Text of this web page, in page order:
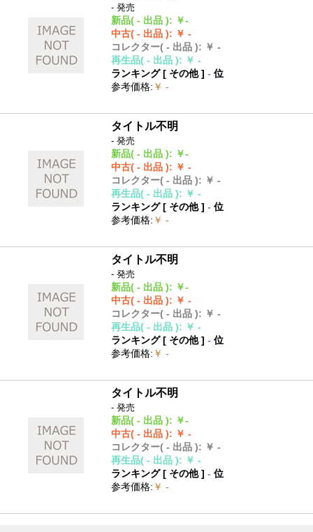
- 発売
新品( - 出品 ): ￥-
中古( - 出品 ): ￥ -
コレクター( - 出品 ): ￥ -
再生品( - 出品 ): ￥ -
ランキング [ その他]- 位
参考価格: ￥ -
タイトル不明
- 発売
新品( - 出品 ): ￥-
中古( - 出品 ): ￥ -
コレクター( - 出品 ): ￥ -
再生品( - 出品 ): ￥ -
ランキング [ その他]- 位
参考価格: ￥ -
タイトル不明
- 発売
新品( - 出品 ): ￥-
中古( - 出品 ): ￥ -
コレクター( - 出品 ): ￥ -
再生品( - 出品 ): ￥ -
ランキング [ その他]- 位
参考価格: ￥ -
タイトル不明
- 発売
新品( - 出品 ): ￥-
中古( - 出品 ): ￥ -
コレクター( - 出品 ): ￥ -
再生品( - 出品 ): ￥ -
ランキング [ その他]- 位
参考価格: ￥ -